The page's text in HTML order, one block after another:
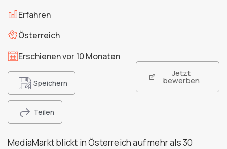
Erfahren
Österreich
Erschienen vor 10 Monaten
Speichern
Teilen
Jetzt
bewerben
MediaMarkt blickt in Österreich auf mehr als 30